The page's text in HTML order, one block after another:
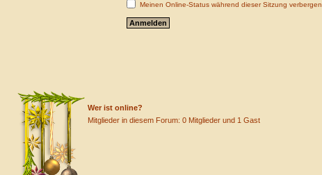
Meinen Online-Status während dieser Sitzung verbergen
Wer ist online?
Mitglieder in diesem Forum: 0 Mitglieder und 1 Gast